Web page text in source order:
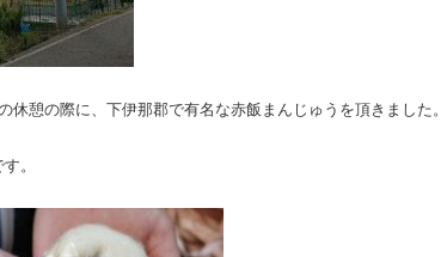
休憩の際に、下伊那郡で有名な赤飯まんじゅうを頂きました。
。